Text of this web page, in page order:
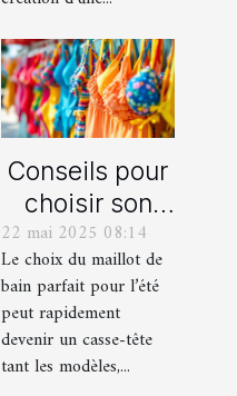
Conseils pour
choisir son
maillot de bain
idéal pour l'été
22 mai 2025 08:14
Le choix du maillot de
bain parfait pour l’été
peut rapidement
devenir un casse-tête
tant les modèles,...